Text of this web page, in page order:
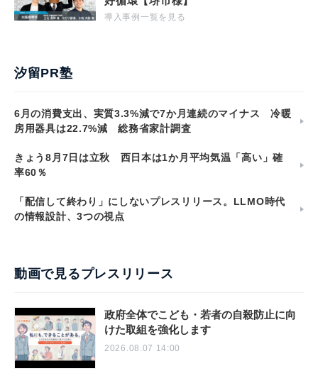
導入事例一覧を見る
汐留PR塾
6月の消費支出、実質3.3%減で7か月連続のマイナス 冷暖
房用器具は22.7%減 総務省家計調査
きょう8月7日は立秋 西日本は1か月平均気温「高い」確
率60％
「配信して終わり」にしないプレスリリース。LLMO時代
の情報設計、3つの視点
動画で見るプレスリリース
政府全体でこども・若者の自殺防止に向
けた取組を強化します
2026.08.07 14:00